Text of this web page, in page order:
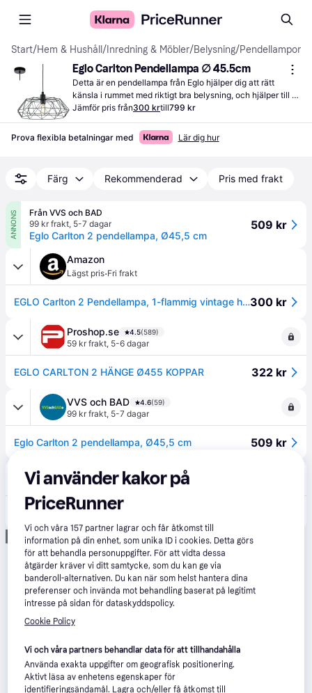
Start/Hem & Hushåll / Inredning & Möbler/Belysning/Pendellampor
Eglo Carlton Pendellampa ∅ 45.5cm
Detta är en pendellampa från Eglo hjälper dig att rätt
känsla i rummet med riktigt bra belysning, och hjälper till
att skapa en mysig atmosfär hemma.
Jämför pris från300 krtill799 kr
Prova flexibla betalningar med Lär dig hur
Färg Rekommenderad Pris med frakt
ANNONS
Från VVS och BAD
99 kr frakt, 5-7 dagar
Eglo Carlton 2 pendellampa, Ø45,5 cm
509 kr
Amazon
Lägst pris·Fri frakt
EGLO Carlton 2 Pendellampa, 1-flammig vintage hänglampa, retro stållampa300 kr
Proshop.se 4.5(589)
59 kr frakt, 5-6 dagar
EGLO CARLTON 2 HÄNGE Ø455 KOPPAR 322 kr
VVS och BAD 4.6(59)
99 kr frakt, 5-7 dagar
Eglo Carlton 2 pendellampa, Ø45,5 cm 509 kr
XXX Lutz
99 kr frakt,1-2 dagar
HÄNGLAMPA Carlton 45,5/110 cm - kopparfärgad
Annons
Vi använder kakor på
PriceRunner
Vi och våra157 partner lagrar och får åtkomst till
information på din enhet, som unika ID i cookies. Detta görs
för att behandla personuppgifter. För att vidta dessa
åtgärder kräver vi ditt samtycke, som du kan ge via
banderoll-alternativen. Du kan när som helst hantera dina
preferenser och invända mot behandling baserat på legitimt
intresse på sidan för dataskyddspolicy.
Cookie Policy
Vi och våra partners behandlar data för att tillhandahålla
Använda exakta uppgifter om geografisk positionering.
Aktivt läsa av enhetens egenskaper för
identifieringsändamål. Lagra och/eller få åtkomst till